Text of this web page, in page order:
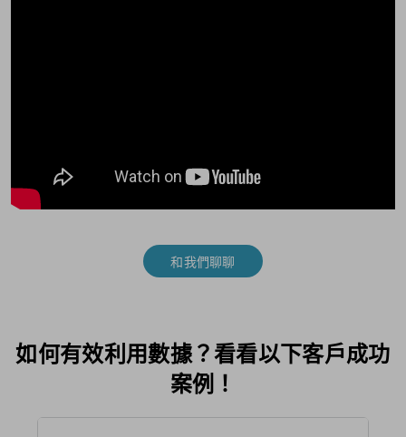
和我們聊聊
如何有效利用數據？看看以下客戶成功
案例！